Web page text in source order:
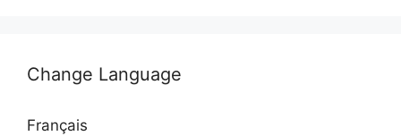
Change Language
Français